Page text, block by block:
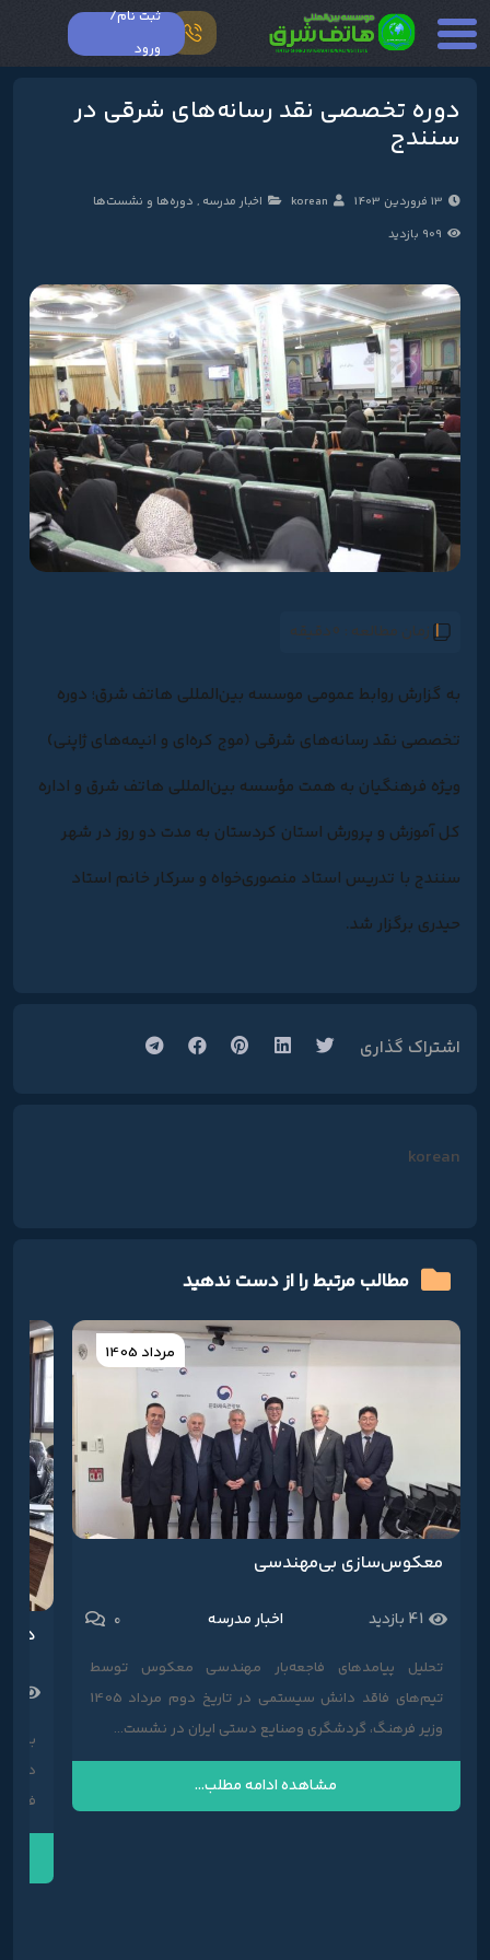
ثبت نام/
ورود
دوره تخصصی نقد رسانه‌های شرقی در
سنندج
13 فروردین 1403 korean اخبار مدرسه , دوره‌ها و نشست‌ها
909 بازدید
زمان مطالعه : 0دقیقه
به گزارش روابط عمومی موسسه بین‌المللی هاتف شرق؛ دوره
تخصصی نقد رسانه‌های شرقی (موج کره‌ای و انیمه‌های ژاپنی)
ویژه فرهنگیان به همت مؤسسه بین‌المللی هاتف شرق و اداره
کل آموزش و پرورش استان کردستان به مدت دو روز در شهر
سنندج با تدریس استاد منصوری‌خواه و سرکار خانم استاد
حیدری برگزار شد.
اشتراک گذاری
korean
مطالب مرتبط را از دست ندهید
مرداد 1405
معکوس‌سازی بی‌مهندسی
41 بازدید اخبار مدرسه 0
تحلیل پیامدهای فاجعه‌بار مهندسی معکوس توسط
تیم‌های فاقد دانش سیستمی در تاریخ دوم مرداد 1405
وزیر فرهنگ، گردشگری وصنایع دستی ایران در نشست...
مشاهده ادامه مطلب...
به